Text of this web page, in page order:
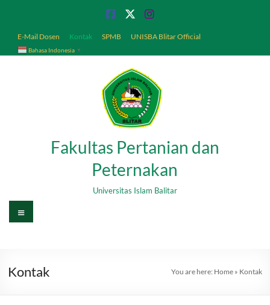
E-Mail Dosen Kontak SPMB UNISBA Blitar Official
Bahasa Indonesia ▼
Fakultas Pertanian dan
Peternakan
Universitas Islam Balitar
Menu
Kontak You are here: Home» Kontak